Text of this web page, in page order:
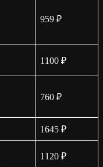
959 ₽
1100 ₽
760 ₽
1645 ₽
1120 ₽